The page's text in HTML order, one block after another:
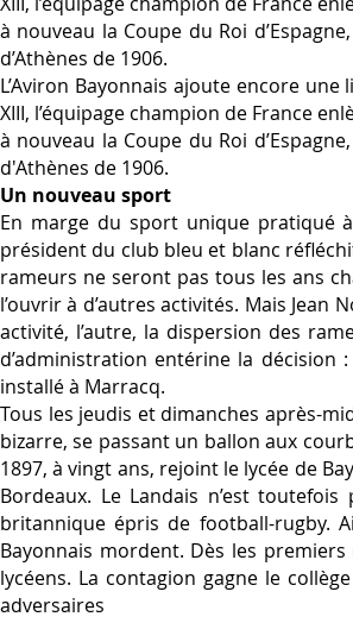
à nouveau la Coupe du Roi
d’Athènes de 1906.
L’Aviron Bayonnais ajoute encore
XIII, l’équipage champion de France
à nouveau la Coupe du Roi
d'Athènes de 1906.
Un nouveau sport
En marge du sport unique pratiqué
président du club bleu et blanc
rameurs ne seront pas tous les ans
l’ouvrir à d’autres activités. Mais
activité, l’autre, la dispersion des
d’administration entérine la décision
installé à Marracq.
Tous les jeudis et dimanches après-
bizarre, se passant un ballon aux
1897, à vingt ans, rejoint le lycée de
Bordeaux. Le Landais n’est
britannique épris de football-rugby.
Bayonnais mordent. Dès les
lycéens. La contagion gagne le
adversaires